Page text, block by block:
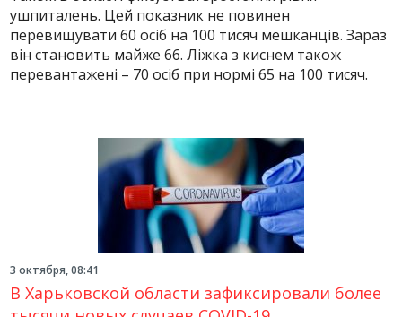
ушпиталень. Цей показник не повинен
перевищувати 60 осіб на 100 тисяч мешканців. Зараз
він становить майже 66. Ліжка з киснем також
перевантажені – 70 осіб при нормі 65 на 100 тисяч.
3 октября, 08:41
В Харьковской области зафиксировали более